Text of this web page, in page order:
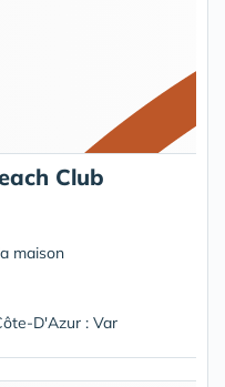
Club
maison
D'Azur : Var